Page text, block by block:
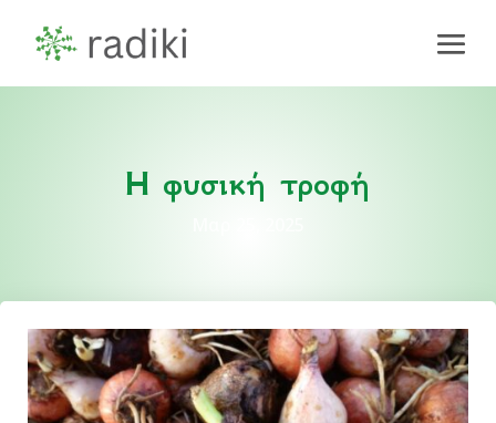
Η φυσική τροφή